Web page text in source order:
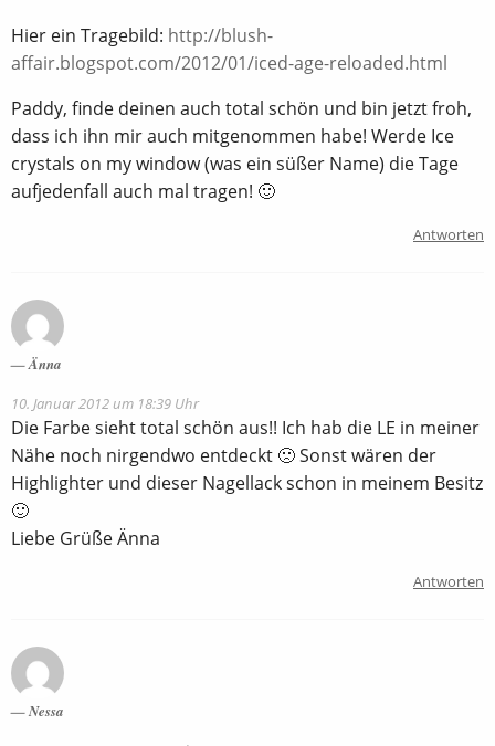
Hier ein Tragebild: http://blush-
affair.blogspot.com/2012/01/iced-age-reloaded.html
Paddy, finde deinen auch total schön und bin jetzt froh,
dass ich ihn mir auch mitgenommen habe! Werde Ice
crystals on my window (was ein süßer Name) die Tage
aufjedenfall auch mal tragen! 🙂
Antworten
Änna
10. Januar 2012 um 18:39 Uhr
Die Farbe sieht total schön aus!! Ich hab die LE in meiner
Nähe noch nirgendwo entdeckt 🙁 Sonst wären der
Highlighter und dieser Nagellack schon in meinem Besitz
🙂
Liebe Grüße Änna
Antworten
Nessa